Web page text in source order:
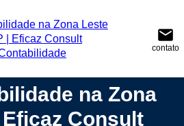
email
contato
na Zona
Consult
NAVEGAÇÃO
CONOSCO
7009